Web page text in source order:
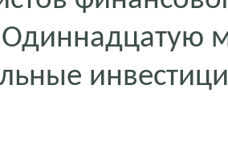
Одиннадцатую